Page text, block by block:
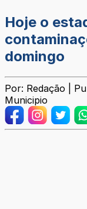
Hoje o
domingo
Por: Redação |
Municipio